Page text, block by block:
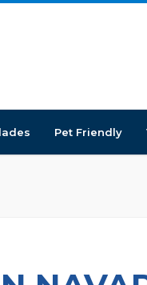
Pet Friendly